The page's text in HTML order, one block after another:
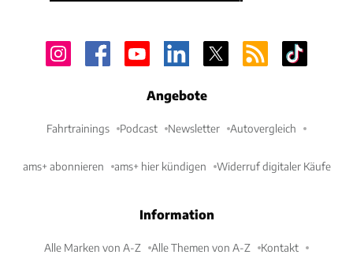
Angebote
Fahrtrainings Podcast Newsletter Autovergleich
ams+ abonnieren ams+ hier kündigen Widerruf digitaler Käufe
Information
Alle Marken von A-Z Alle Themen von A-Z Kontakt